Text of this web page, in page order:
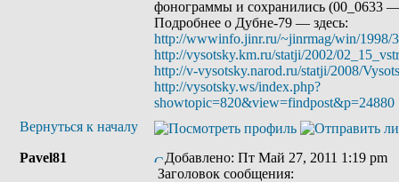
фонограммы и сохранились (00_0633
Подробнее о Дубне-79 — здесь:
http://wwwinfo.jinr.ru/~jinrmag/win/1998/
http://vysotsky.km.ru/statji/2002/
http://v-vysotsky.narod.ru/statji/2008/
http://vysotsky.ws/index.php?
showtopic=820&view=findpost&p=24880
Вернуться к началу
Pavel81
Добавлено: Пт Май 27, 2011 1:19 pm
Заголовок сообщения: